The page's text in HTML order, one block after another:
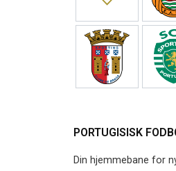
PORTUGISISK
Din hjemmebane for